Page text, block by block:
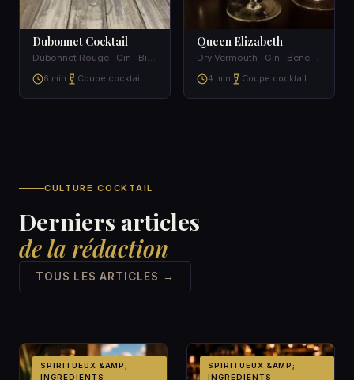
Dubonnet Cocktail
Dubonnet Rouge · Gin · Bitters · Lemon peel
6 min
Coupe cocktail
Queen Elizabeth
Dry Vermouth · Gin · Benedictine
4 min
Coupe cocktail
CULTURE COCKTAIL
Derniers articles
de la rédaction
TOUS LES ARTICLES →
SPIRITUEUX &AMP;
INGRÉDIENTS
SPIRITUEUX &AMP;
INGRÉDIENTS